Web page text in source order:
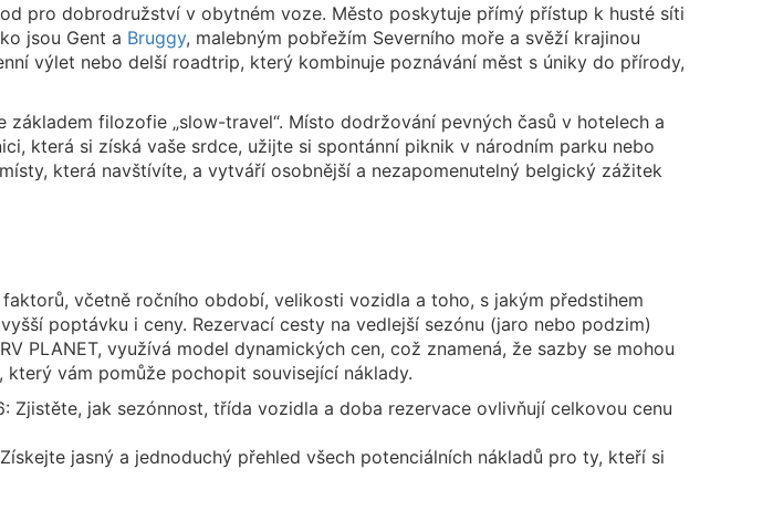
pro dobrodružství v obytném voze. Město poskytuje přímý přístup k husté síti
jsou Gent a Bruggy, malebným pobřežím Severního moře a svěží krajinou
výlet nebo delší roadtrip, který kombinuje poznávání měst s úniky do přírody,
filozofie „slow-travel“. Místo dodržování pevných časů v hotelech a
která si získá vaše srdce, užijte si spontánní piknik v národním parku nebo
která navštívíte, a vytváří osobnější a nezapomenutelný belgický zážitek
včetně ročního období, velikosti vozidla a toho, s jakým předstihem
poptávku i ceny. Rezervací cesty na vedlejší sezónu (jaro nebo podzim)
PLANET, využívá model dynamických cen, což znamená, že sazby se mohou
vám pomůže pochopit související náklady.
jak sezónnost, třída vozidla a doba rezervace ovlivňují celkovou cenu
jasný a jednoduchý přehled všech potenciálních nákladů pro ty, kteří si